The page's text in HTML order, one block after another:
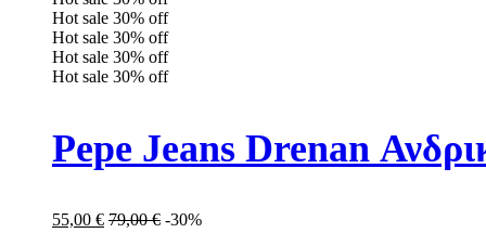
Hot sale 30% off
Hot sale 30% off
Hot sale 30% off
Hot sale 30% off
Pepe Jeans Drenan
55,00 € 79,00€ -30%